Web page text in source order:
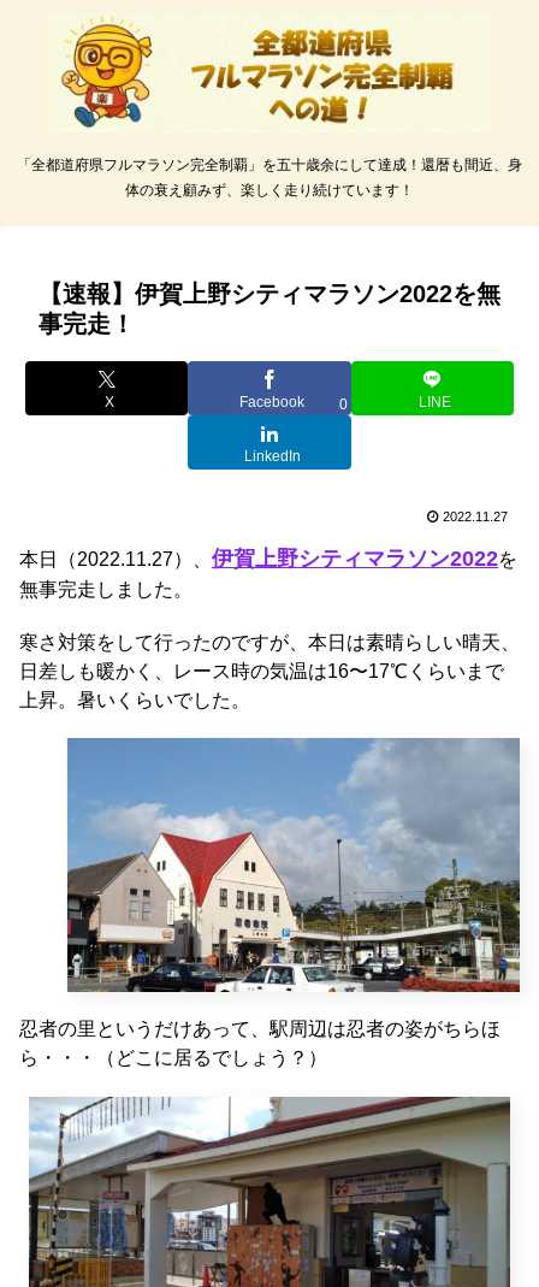
「全都道府県フルマラソン完全制覇」を五十歳余にして達成！還暦も間近、身
体の衰え顧みず、楽しく走り続けています！
【速報】伊賀上野シティマラソン2022を無
事完走！
X Facebook 0 LINE
LinkedIn
2022.11.27
本日（2022.11.27）、 伊賀上野シティマラソン2022を
無事完走しました。
寒さ対策をして行ったのですが、本日は素晴らしい晴天、
日差しも暖かく、レース時の気温は16〜17℃くらいまで
上昇。暑いくらいでした。
忍者の里というだけあって、駅周辺は忍者の姿がちらほ
ら・・・（どこに居るでしょう？）